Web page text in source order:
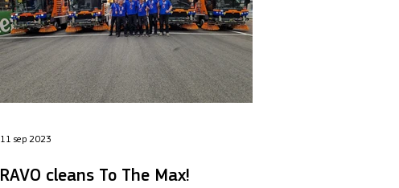
RAVO cleans To The Max!
11 sep 2023